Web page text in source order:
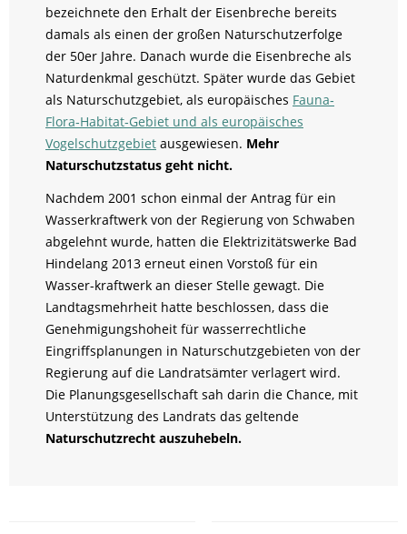
bezeichnete den Erhalt der Eisenbreche bereits
damals als einen der großen Naturschutzerfolge
der 50er Jahre. Danach wurde die Eisenbreche als
Naturdenkmal geschützt. Später wurde das Gebiet
als Naturschutzgebiet, als europäisches Fauna‐
Flora‐Habitat‐Gebiet und als europäisches
Vogelschutzgebiet ausgewiesen. Mehr
Naturschutzstatus geht nicht.
Nachdem 2001 schon einmal der Antrag für ein
Wasserkraftwerk von der Regierung von Schwaben
abgelehnt wurde, hatten die Elektrizitätswerke Bad
Hindelang 2013 erneut einen Vorstoß für ein
Wasser-kraftwerk an dieser Stelle gewagt. Die
Landtagsmehrheit hatte beschlossen, dass die
Genehmigungshoheit für wasserrechtliche
Eingriffsplanungen in Naturschutzgebieten von der
Regierung auf die Landratsämter verlagert wird.
Die Planungsgesellschaft sah darin die Chance, mit
Unterstützung des Landrats das geltende
Naturschutzrecht auszuhebeln.